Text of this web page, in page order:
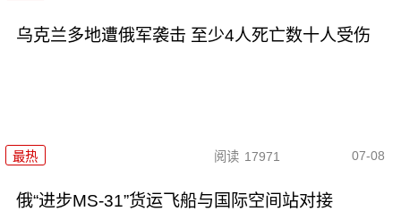
乌克兰多地遭俄军袭击 至少4人死亡数十人受伤
最热 阅读 17971 07-08
俄“进步MS-31”货运飞船与国际空间站对接